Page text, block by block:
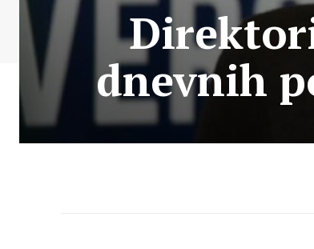
dnevnih